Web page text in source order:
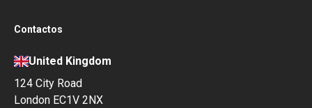
Contactos
United Kingdom
124 City Road
London EC1V 2NX